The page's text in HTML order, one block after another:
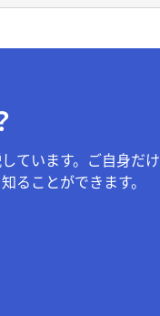
ています。ご自身だけ
ることができます。